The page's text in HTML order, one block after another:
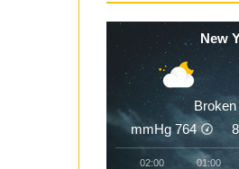
New
764
mmHg
01:00
02:00